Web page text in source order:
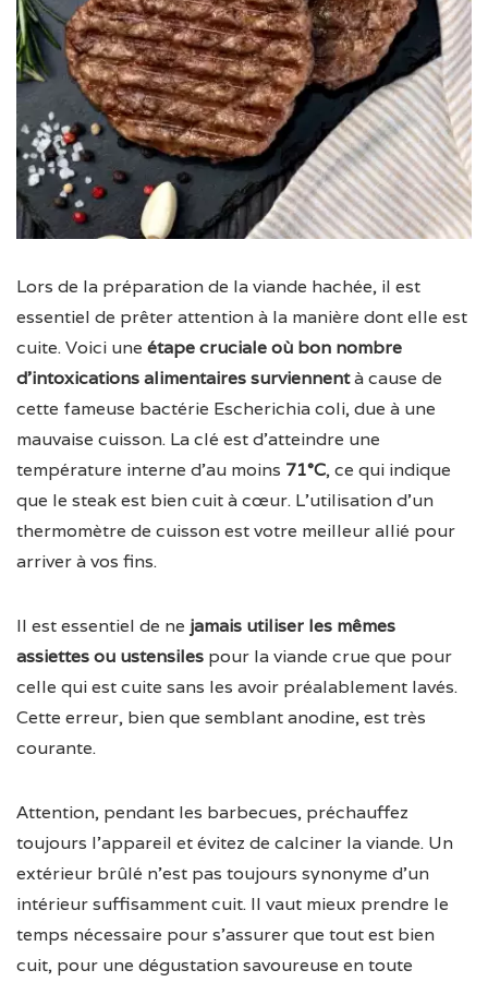
Lors de la préparation de la viande hachée, il est
essentiel de prêter attention à la manière dont elle est
cuite. Voici une étape cruciale où bon nombre
d’intoxications alimentaires surviennentà cause de
cette fameuse bactérie Escherichia coli, due à une
mauvaise cuisson. La clé est d’atteindre une
température interne d’au moins 71°C, ce qui indique
que le steak est bien cuit à cœur. L’utilisation d’un
thermomètre de cuisson est votre meilleur allié pour
arriver à vos fins.
Il est essentiel de ne jamais utiliser les mêmes
assiettes ou ustensiles pour la viande crue que pour
celle qui est cuite sans les avoir préalablement lavés.
Cette erreur, bien que semblant anodine, est très
courante.
Attention, pendant les barbecues, préchauffez
toujours l’appareil et évitez de calciner la viande. Un
extérieur brûlé n’est pas toujours synonyme d’un
intérieur suffisamment cuit. Il vaut mieux prendre le
temps nécessaire pour s’assurer que tout est bien
cuit, pour une dégustation savoureuse en toute